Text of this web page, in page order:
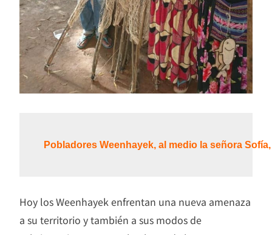
Pobladores Weenhayek, al medio la señora
Hoy los Weenhayek enfrentan una nueva amenaza
a su territorio y también a sus modos de